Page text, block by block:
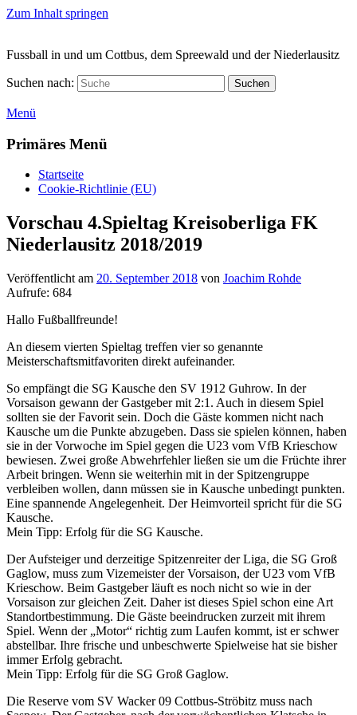
Zum Inhalt springen
Fussball in und um Cottbus, dem Spreewald und der Niederlausitz
Suchen nach: Suchen
Menü
Primäres Menü
Startseite
Cookie-Richtlinie (EU)
Vorschau 4.Spieltag Kreisoberliga FK
Niederlausitz 2018/2019
Veröffentlicht am 20. September 2018 von Joachim Rohde
Aufrufe: 684
Hallo Fußballfreunde!
An diesem vierten Spieltag treffen vier so genannte
Meisterschaftsmitfavoriten direkt aufeinander.
So empfängt die SG Kausche den SV 1912 Guhrow. In der
Vorsaison gewann der Gastgeber mit 2:1. Auch in diesem Spiel
sollten sie der Favorit sein. Doch die Gäste kommen nicht nach
Kausche um die Punkte abzugeben. Dass sie spielen können, haben
sie in der Vorwoche im Spiel gegen die U23 vom VfB Krieschow
bewiesen. Zwei große Abwehrfehler ließen sie um die Früchte ihrer
Arbeit bringen. Wenn sie weiterhin mit in der Spitzengruppe
verbleiben wollen, dann müssen sie in Kausche unbedingt punkten.
Eine spannende Angelegenheit. Der Heimvorteil spricht für die SG
Kausche.
Mein Tipp: Erfolg für die SG Kausche.
Der Aufsteiger und derzeitige Spitzenreiter der Liga, die SG Groß
Gaglow, muss zum Vizemeister der Vorsaison, der U23 vom VfB
Krieschow. Beim Gastgeber läuft es noch nicht so wie in der
Vorsaison zur gleichen Zeit. Daher ist dieses Spiel schon eine Art
Standortbestimmung. Die Gäste beeindrucken zurzeit mit ihrem
Spiel. Wenn der „Motor“ richtig zum Laufen kommt, ist er schwer
abstellbar. Ihre frische und unbeschwerte Spielweise hat sie bisher
immer Erfolg gebracht.
Mein Tipp: Erfolg für die SG Groß Gaglow.
Die Reserve vom SV Wacker 09 Cottbus-Ströbitz muss nach